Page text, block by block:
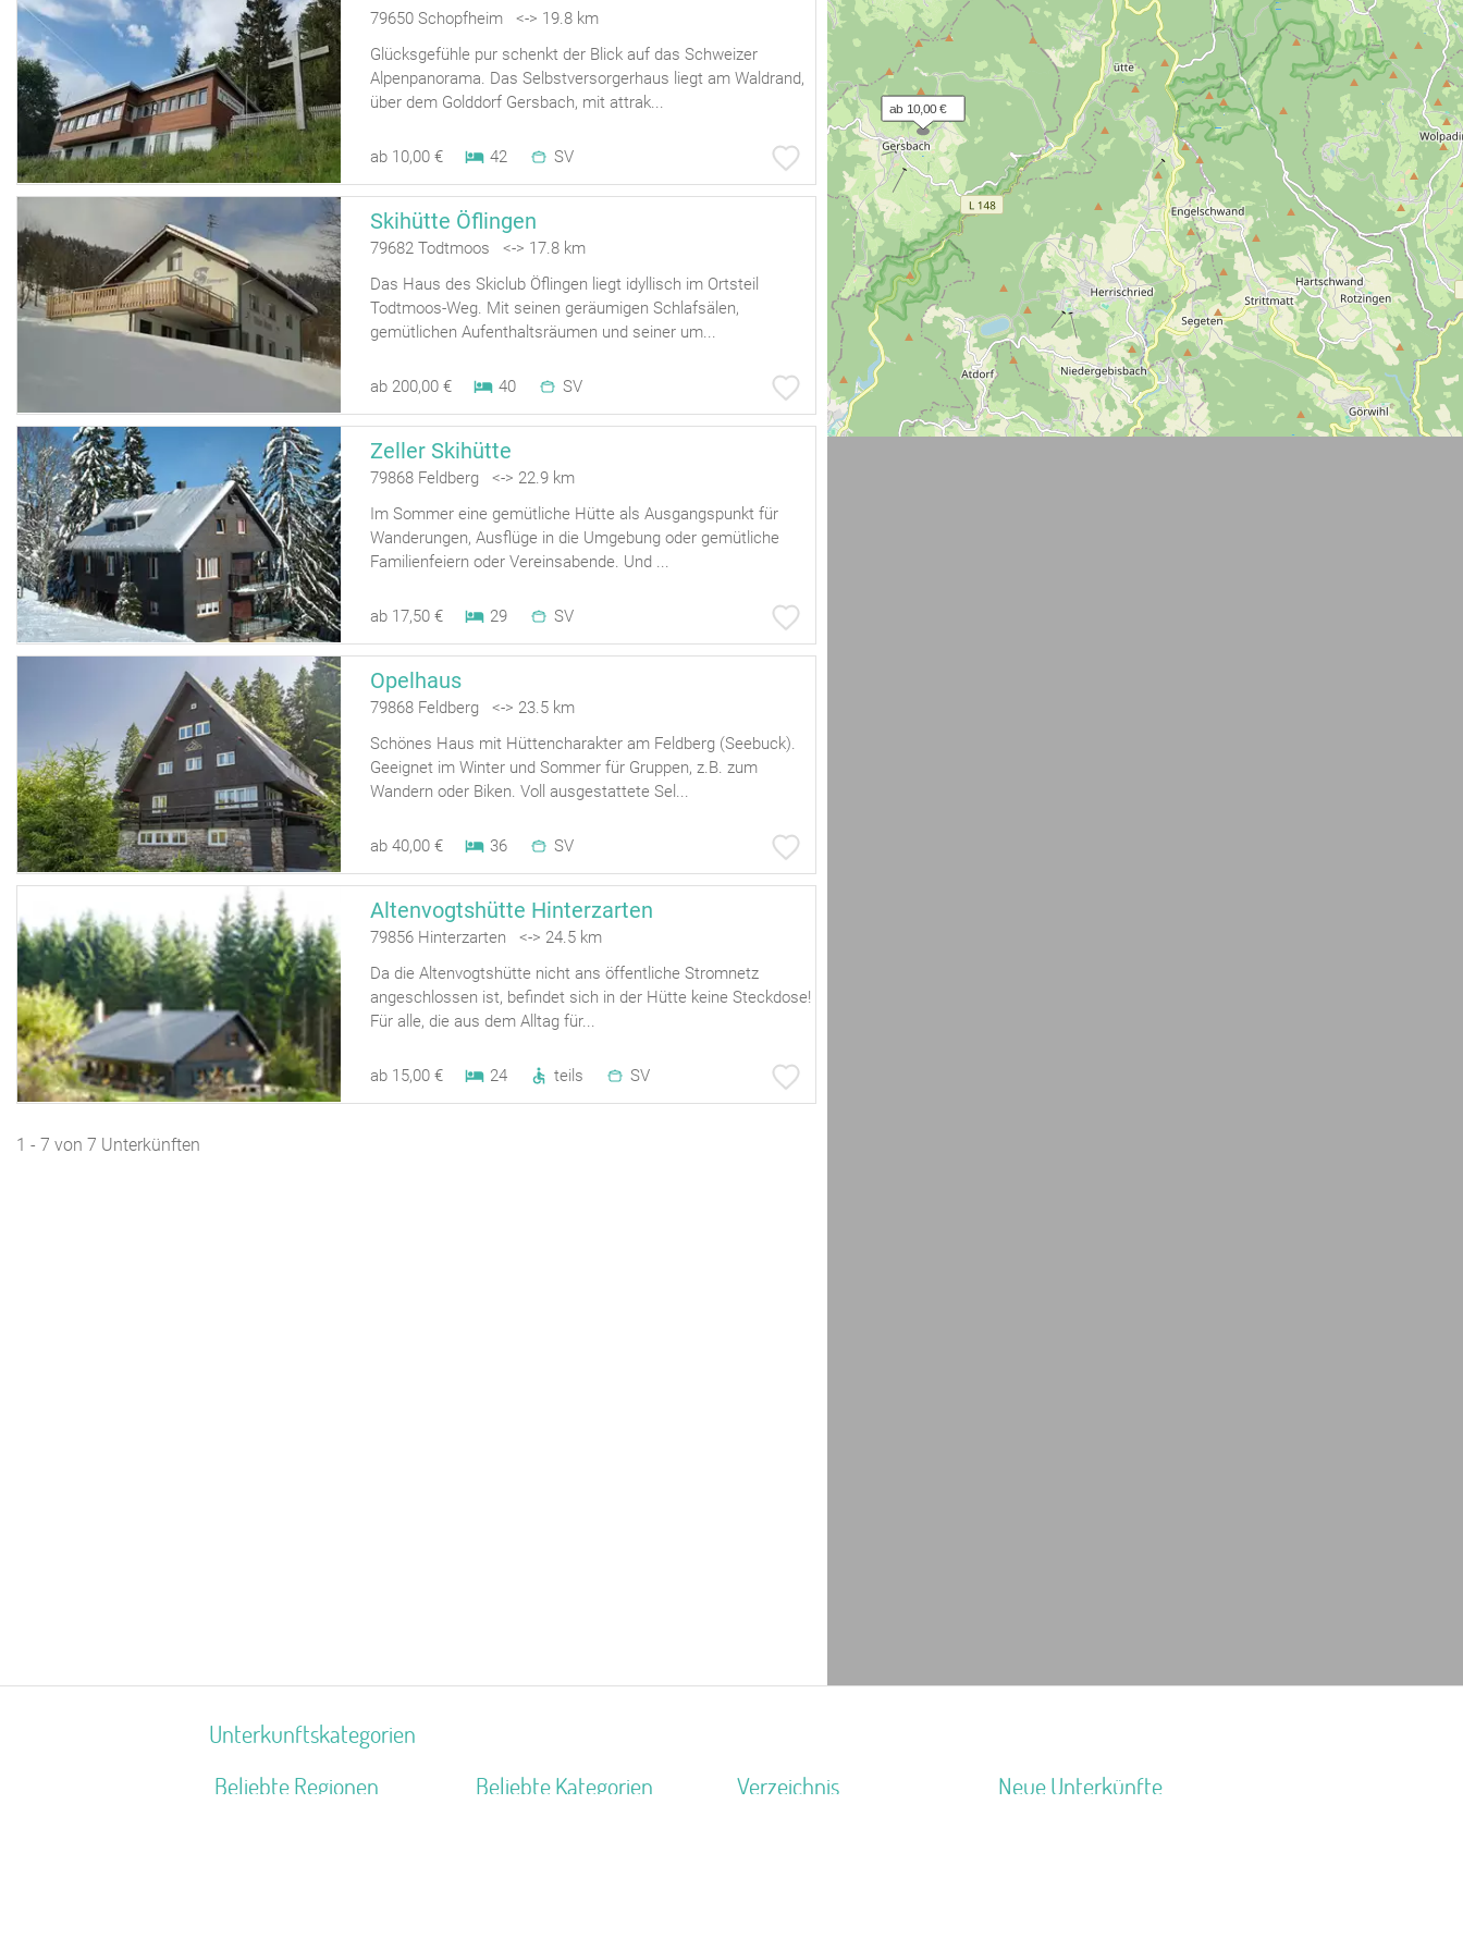
79650 Schopfheim <-> 19.8 km
Glücksgefühle pur schenkt der Blick auf das Schweizer
Alpenpanorama. Das Selbstversorgerhaus liegt am Waldrand,
über dem Golddorf Gersbach, mit attrak...
ab 10,00 € 42 SV
Skihütte Öflingen
79682 Todtmoos <-> 17.8 km
Das Haus des Skiclub Öflingen liegt idyllisch im Ortsteil
Todtmoos-Weg. Mit seinen geräumigen Schlafsälen,
gemütlichen Aufenthaltsräumen und seiner um...
ab 200,00 € 40 SV
Zeller Skihütte
79868 Feldberg <-> 22.9 km
Im Sommer eine gemütliche Hütte als Ausgangspunkt für
Wanderungen, Ausflüge in die Umgebung oder gemütliche
Familienfeiern oder Vereinsabende. Und ...
ab 17,50 € 29 SV
Opelhaus
79868 Feldberg <-> 23.5 km
Schönes Haus mit Hüttencharakter am Feldberg (Seebuck).
Geeignet im Winter und Sommer für Gruppen, z.B. zum
Wandern oder Biken. Voll ausgestattete Sel...
ab 40,00 € 36 SV
Altenvogtshütte Hinterzarten
79856 Hinterzarten <-> 24.5 km
Da die Altenvogtshütte nicht ans öffentliche Stromnetz
angeschlossen ist, befindet sich in der Hütte keine Steckdose!
Für alle, die aus dem Alltag für...
ab 15,00 € 24 teils SV
1 - 7 von 7 Unterkünften
ab 10,00 €
Unterkunftskategorien
Beliebte Regionen
Beliebte Kategorien Verzeichnis Neue Unterkünfte